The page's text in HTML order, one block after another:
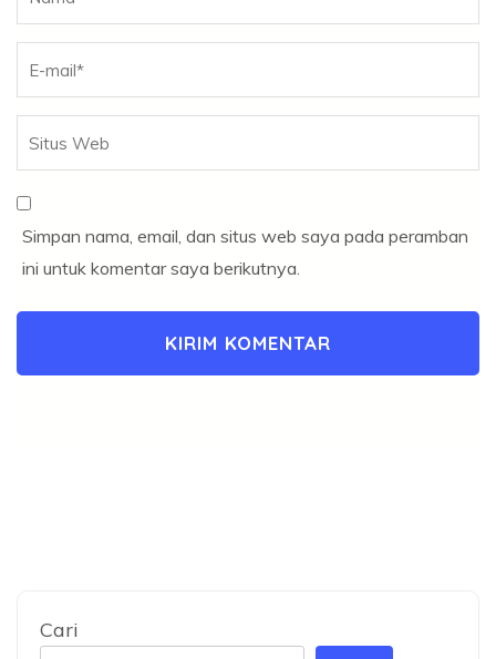
Simpan nama, email, dan situs web saya pada peramban
ini untuk komentar saya berikutnya.
Cari